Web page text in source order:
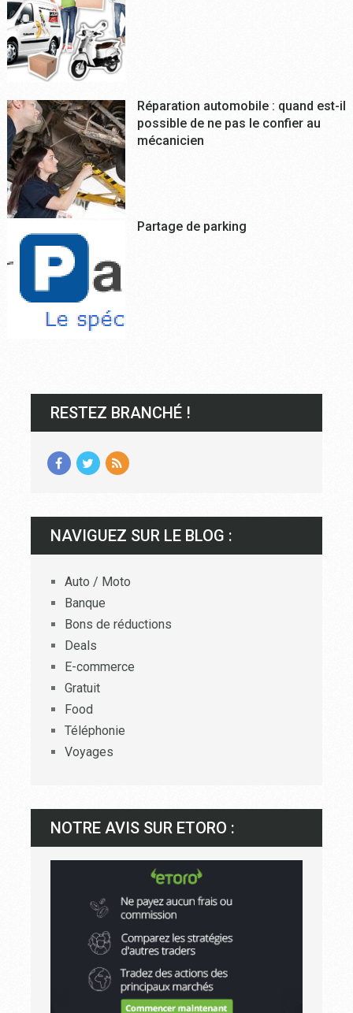
Réparation automobile : quand est-il
possible de ne pas le confier au
mécanicien
Partage de parking
RESTEZ BRANCHÉ !
NAVIGUEZ SUR LE BLOG :
Auto / Moto
Banque
Bons de réductions
Deals
E-commerce
Gratuit
Food
Téléphonie
Voyages
NOTRE AVIS SUR ETORO :